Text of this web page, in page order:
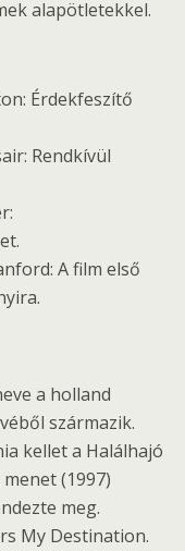
alapötletekkel.
Érdekfeszítő
Rendkívül
A film első
a holland
származik.
kellet a Halálhajó
(1997)
meg.
My Destination.